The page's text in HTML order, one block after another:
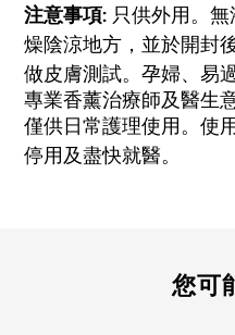
注意事項: 只供外用。
燥陰涼地方，並於開封
做皮膚測試。孕婦、易
專業香薰治療師及醫生
僅供日常護理使用。使
停用及盡快就醫。
您可